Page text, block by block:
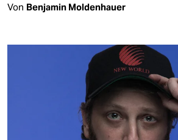
Von Benjamin Moldenhauer